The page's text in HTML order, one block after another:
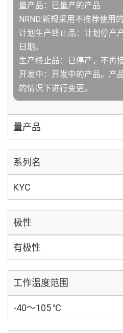
量产品：已量产的产品
NRND:新规采用不推荐使用
计划生产终止品：计划停产
日期。
生产终止品：已停产，不再
开发中：开发中的产品。产
的情况下进行变更。
量产品
系列名
KYC
极性
有极性
工作温度范围
-40～105 ℃